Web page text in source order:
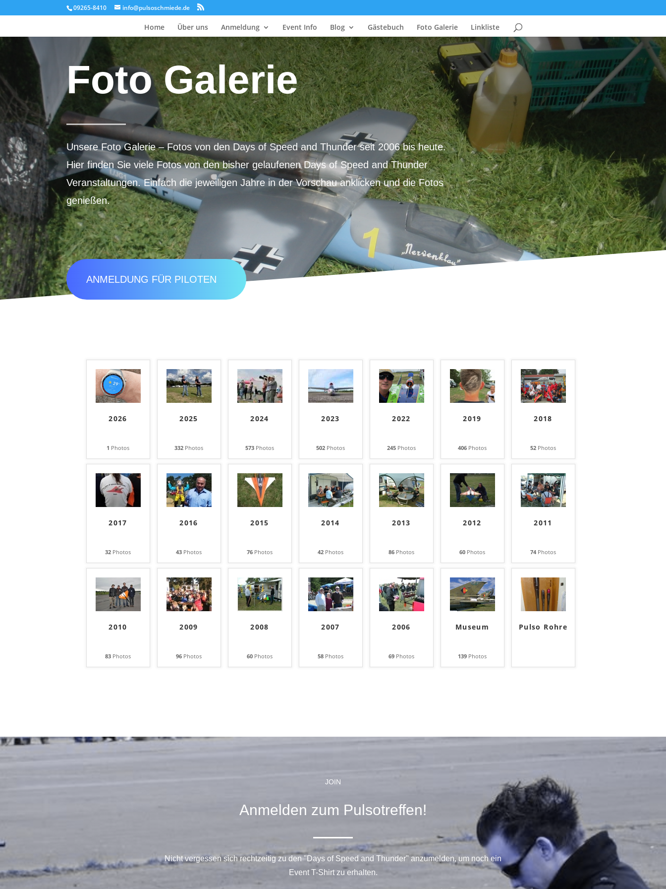
09265-8410 info@pulsoschmiede.de
Home Über uns Anmeldung Event Info Blog Gästebuch Foto Galerie Linkliste
Foto Galerie
Unsere Foto Galerie – Fotos von den Days of Speed and Thunder seit 2006 bis heute.
Hier finden Sie viele Fotos von den bisher gelaufenen Days of Speed and Thunder
Veranstaltungen. Einfach die jeweiligen Jahre in der Vorschau anklicken und die Fotos
genießen.
ANMELDUNG FÜR PILOTEN
2026
1 Photos
2025
332 Photos
2024
573 Photos
2023
502 Photos
2022
245 Photos
2019
406 Photos
2018
52 Photos
2017
32 Photos
2016
43 Photos
2015
76 Photos
2014
42 Photos
2013
86 Photos
2012
60 Photos
2011
74 Photos
2010
83 Photos
2009
96 Photos
2008
60 Photos
2007
58 Photos
2006
69 Photos
Museum
139 Photos
Pulso Rohre
JOIN
Anmelden zum Pulsotreffen!
Nicht vergessen sich rechtzeitig zu den "Days of Speed and Thunder" anzumelden, um noch ein
Event T-Shirt zu erhalten.